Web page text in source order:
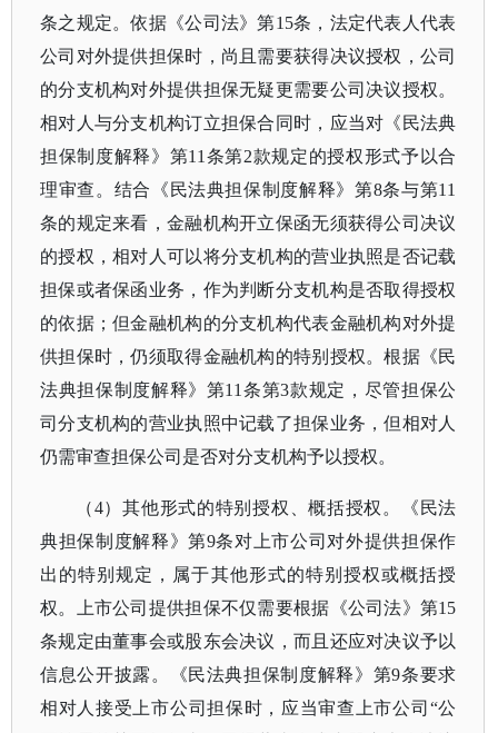
条之规定。依据《公司法》第15条，法定代表人代表
公司对外提供担保时，尚且需要获得决议授权，公司
的分支机构对外提供担保无疑更需要公司决议授权。
相对人与分支机构订立担保合同时，应当对《民法典
担保制度解释》第11条第2款规定的授权形式予以合
理审查。结合《民法典担保制度解释》第8条与第11
条的规定来看，金融机构开立保函无须获得公司决议
的授权，相对人可以将分支机构的营业执照是否记载
担保或者保函业务，作为判断分支机构是否取得授权
的依据；但金融机构的分支机构代表金融机构对外提
供担保时，仍须取得金融机构的特别授权。根据《民
法典担保制度解释》第11条第3款规定，尽管担保公
司分支机构的营业执照中记载了担保业务，但相对人
仍需审查担保公司是否对分支机构予以授权。
（4）其他形式的特别授权、概括授权。《民法
典担保制度解释》第9条对上市公司对外提供担保作
出的特别规定，属于其他形式的特别授权或概括授
权。上市公司提供担保不仅需要根据《公司法》第15
条规定由董事会或股东会决议，而且还应对决议予以
信息公开披露。《民法典担保制度解释》第9条要求
相对人接受上市公司担保时，应当审查上市公司“公